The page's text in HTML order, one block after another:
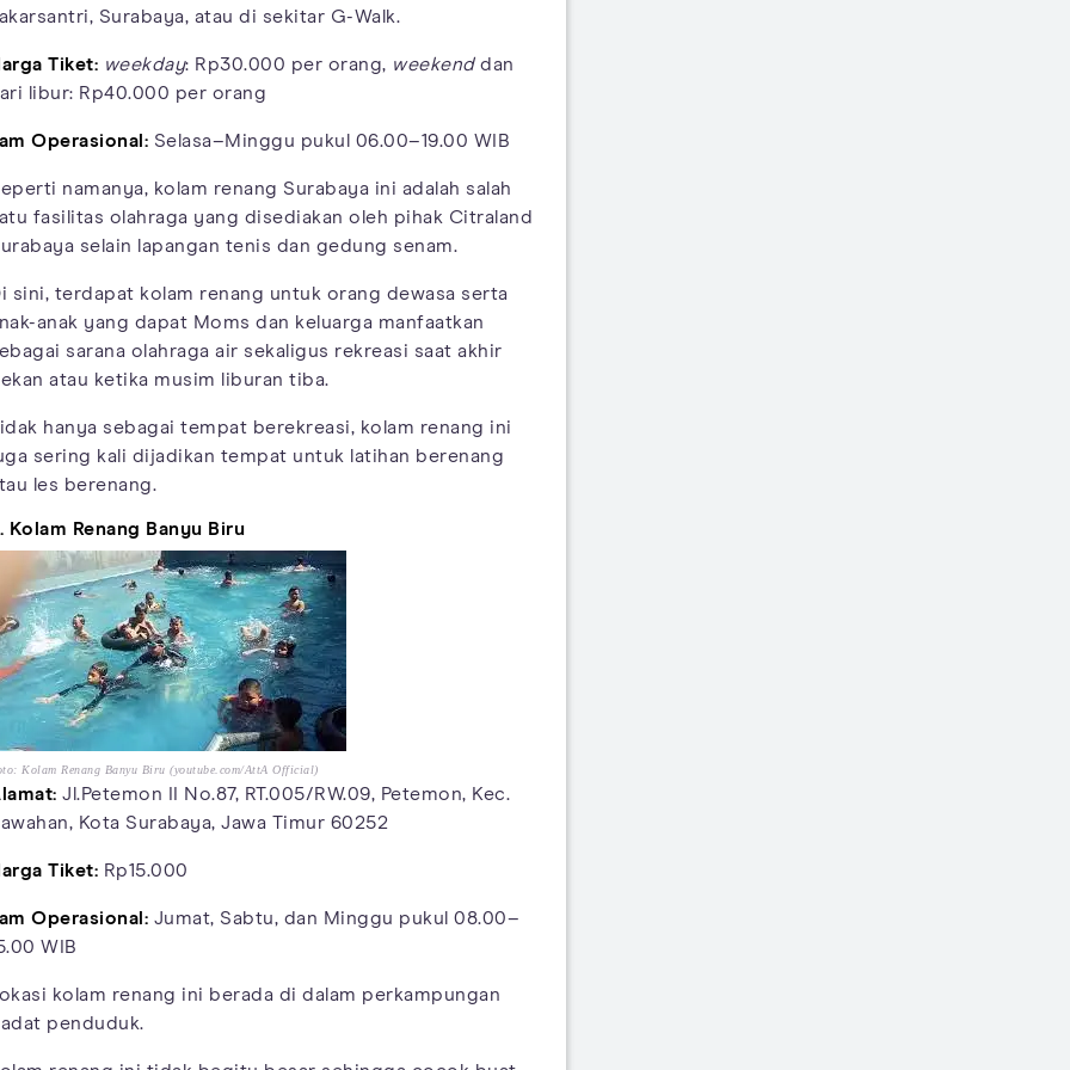
Surabaya, atau di sekitar G-Walk.
Tiket: weekday: Rp30.000 per orang, weekenddan
libur: Rp40.000 per orang
Operasional: Selasa–Minggu pukul 06.00–19.00 WIB
namanya, kolam renang Surabaya ini adalah salah
fasilitas olahraga yang disediakan oleh pihak Citraland
selain lapangan tenis dan gedung senam.
sini, terdapat kolam renang untuk orang dewasa serta
anak yang dapat Moms dan keluarga manfaatkan
sarana olahraga air sekaligus rekreasi saat akhir
atau ketika musim liburan tiba.
hanya sebagai tempat berekreasi, kolam renang ini
sering kali dijadikan tempat untuk latihan berenang
les berenang.
Kolam Renang Banyu Biru
Kolam Renang Banyu Biru (youtube.com/AttA Official)
Jl.Petemon II No.87, RT.005/RW.09, Petemon, Kec.
Kota Surabaya, Jawa Timur 60252
Tiket: Rp15.000
Operasional: Jumat, Sabtu, dan Minggu pukul 08.00–
WIB
kolam renang ini berada di dalam perkampungan
penduduk.